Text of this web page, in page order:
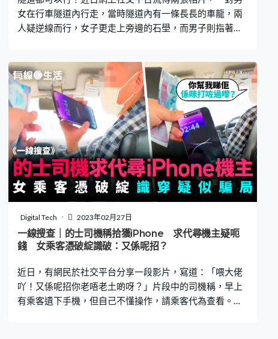
女在行車隧道內行走，當時隧道內有一條長長的車龍，兩
人疑逆線而行，女子更走上旁邊的石壆，而男子則指著其
因。 中年男女「隧道自由行」 多名網民在社交平台上載相
片，以「隧道自由行」、「隧道截的士」等為題發帖。從
相中可見，一對男女在行車隧道內行走，並且疑似逆線而
行。其中身穿黑色上衣、束起頭髮及背著斜孭袋的女子，
更手持手機走上了旁邊的石壆，而隨行男子則「手指
指」，疑似正與車內的人說話。 更多熱門文章 圳數字人民
幣教學 港人用八達通拍卡 即拎$200人民幣｜附領取方
法衣物放滿洗衣袋一直都做錯 專家揭3後果 愈洗愈髒兼
損壞洗衣機｜附正確使用方法 網民猜測：唔夠錢俾咪落車
囉 當時隧道有一條長長的車龍，有多輛紅色的士及私家
車，由於上載照片的網民未有交代時間及詳情，未知兩人
為何會出現在隧道，因此引起網民熱議及無限遐想。有網
民猜測，兩人疑因的士車費太貴，於是選擇下車行出隧
「可能太塞車個咪錶不停跳，最後俾錢，然後自
Digital Tech 2023年02月27日
一線搜查｜的士司機稱拾獲iPhone 求代尋機主疑呃
錢 女乘客憑破綻識破：又係呢招？
近日，有網民於社交平台分享一段影片，寫道：「喂大佬
吖！又係呢招你老唔老土啲呀？」片段中的司機稱，早上
有乘客遺下手機，但自己不懂操作，請乘客代為查看。該